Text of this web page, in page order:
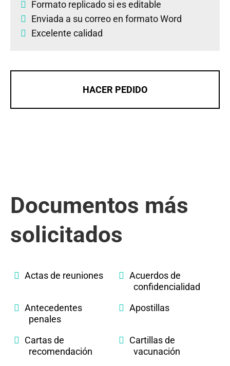
Formato replicado si es editable
Enviada a su correo en formato Word
Excelente calidad
HACER PEDIDO
Documentos más
solicitados
Actas de reuniones
Acuerdos de
confidencialidad
Antecedentes
penales
Apostillas
Cartas de
recomendación
Cartillas de
vacunación